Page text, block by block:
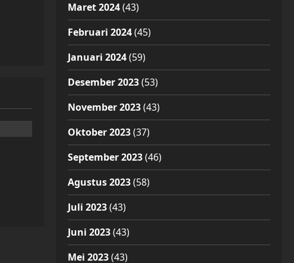
Maret 2024(43)
Februari 2024(45)
Januari 2024(59)
Desember 2023(53)
November 2023(43)
Oktober 2023(37)
September 2023(46)
Agustus 2023(58)
Juli 2023(43)
Juni 2023(43)
Mei 2023(43)